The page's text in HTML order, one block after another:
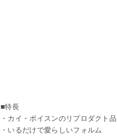
■特長
・カイ・ボイスンのリプロダクト品
・いるだけで愛らしいフォルム